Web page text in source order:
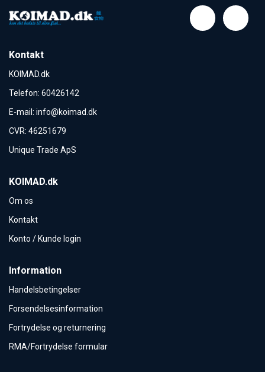
Kontakt
KOIMAD.dk
Telefon: 60426142
E-mail : info@koimad.dk
CVR: 46251679
Unique Trade ApS
KOIMAD.dk
Om os
Kontakt
Konto / Kunde login
Information
Handelsbetingelser
Forsendelsesinformation
Fortrydelse og returnering
RMA/Fortrydelse formular